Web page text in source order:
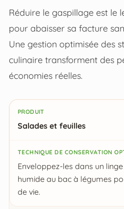
Réduire le gaspillage est le
pour abaisser sa facture
Une gestion optimisée des
culinaire transforment des
économies réelles.
Produit
Technique de conservation
Salades et feuilles
Enveloppez-les dans un
humide au bac à légumes
de vie.